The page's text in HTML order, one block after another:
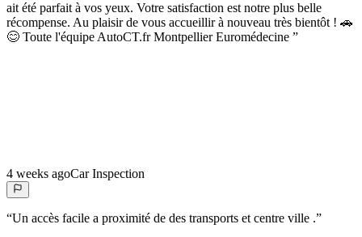
ait été parfait à vos yeux. Votre satisfaction est notre plus belle
récompense. Au plaisir de vous accueillir à nouveau très bientôt ! 🚗
😊 Toute l'équipe AutoCT.fr Montpellier Euromédecine ”
4 weeks agoCar Inspection
“Un accès facile a proximité de des transports et centre ville .”